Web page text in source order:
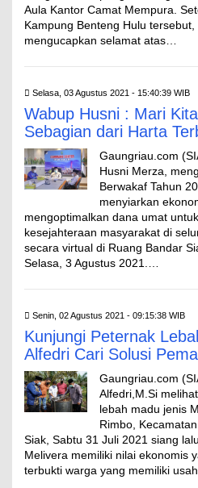
Aula Kantor Camat Mempura.
Kampung Benteng Hulu tersebut,
mengucapkan selamat atas…
Selasa, 03 Agustus 2021 - 15:40:39 WIB
Wabup Husni : Mari
Sebagian dari Harta
Gaungriau.com
Husni Merza,
Berwakaf Tahun
menyiarkan
mengoptimalkan dana umat
kesejahteraan masyarakat di
secara virtual di Ruang Bandar
Selasa, 3 Agustus 2021.…
Senin, 02 Agustus 2021 - 09:15:38 WIB
Kunjungi Peternak
Alfedri Cari Solusi
Gaungriau.com
Alfedri,M.Si
lebah madu jenis
Rimbo,
Siak, Sabtu 31 Juli 2021 siang
Melivera memiliki nilai ekonomis
terbukti warga yang memiliki